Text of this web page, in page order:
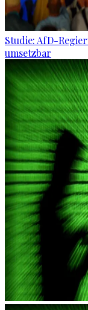
Studie: AfD-
umsetzbar